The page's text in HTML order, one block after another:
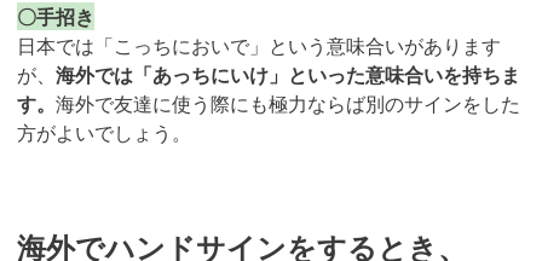
〇手招き
日本では「こっちにおいで」という意味合いがあります
が、 海外では「あっちにいけ」といった意味合いを持ちま
す。 海外で友達に使う際にも極力ならば別のサインをした
方がよいでしょう。
海外でハンドサインをするとき、